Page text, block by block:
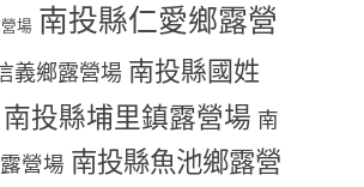
場 南投縣仁愛鄉露營
義鄉露營場 南投縣國姓
南投縣埔里鎮露營場 南
營場 南投縣魚池鄉露營